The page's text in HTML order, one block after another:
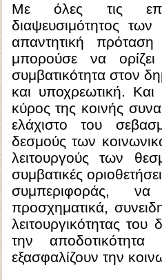
Με όλες τις
διαψευσιμότητος
απαντητική
μπορούσε να
συμβατικότητα στον
και υποχρεωτική. Και
κύρος της κοινής
ελάχιστο του
δεσμούς των
λειτουργούς των
συμβατικές
συμπεριφοράς, να
προσχηματικά,
λειτουργικότητας
την
εξασφαλίζουν την